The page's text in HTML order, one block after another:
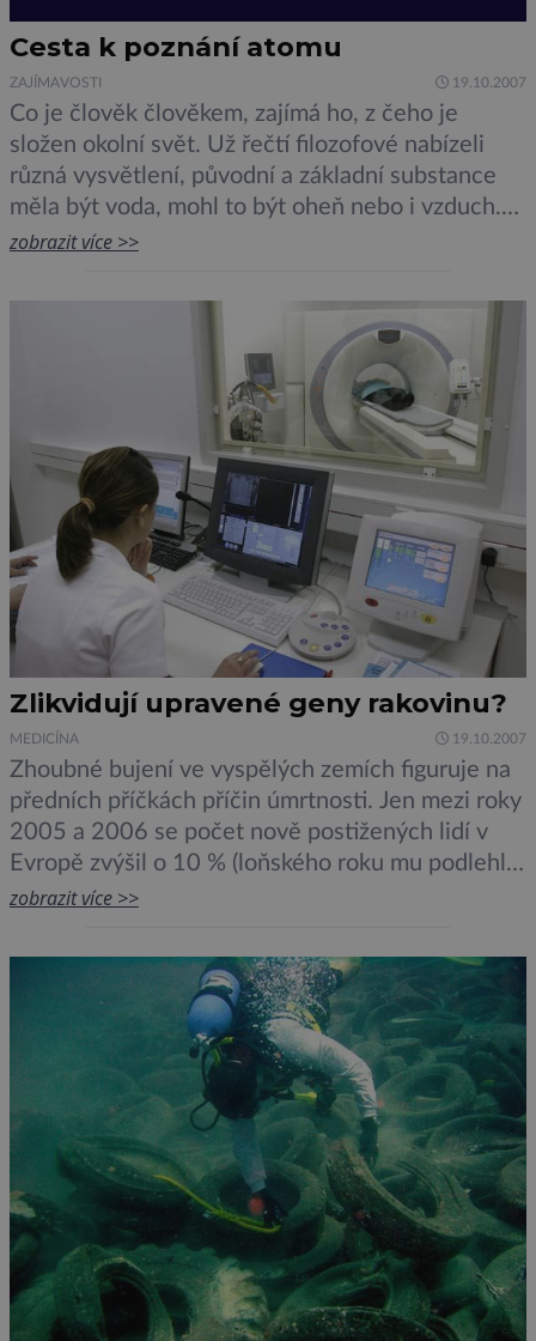
Cesta k poznání atomu
ZAJÍMAVOSTI 19.10.2007
Co je člověk člověkem, zajímá ho, z čeho je
složen okolní svět. Už řečtí filozofové nabízeli
různá vysvětlení, původní a základní substance
měla být voda, mohl to být oheň nebo i vzduch.
Dnes už víme, že stavbu nám známé hmoty mají
Cesta k tomuto zjištění však nebyla krátká.400
zobrazit více >>
Zlikvidují upravené geny rakovinu?
MEDICÍNA 19.10.2007
Zhoubné bujení ve vyspělých zemích figuruje na
předních příčkách příčin úmrtnosti. Jen mezi roky
2005 a 2006 se počet nově postižených lidí v
Evropě zvýšil o 10 % (loňského roku mu podlehlo
3,2 milionu Evropanů). Není divu, že se
účinnější léčebné postupy.Na rakovinu se
salmonelouMůže to vypadat jako vyhánění […]
zobrazit více >>